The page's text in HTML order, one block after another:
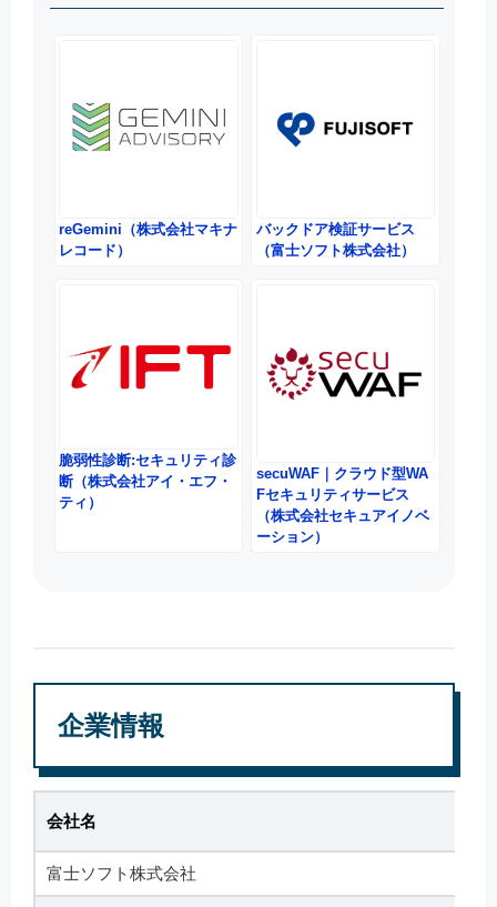
reGemini（株式会社マキナ
レコード）
バックドア検証サービス
（富士ソフト株式会社）
脆弱性診断:セキュリティ診
断（株式会社アイ・エフ・
ティ）
secuWAF｜クラウド型WA
Fセキュリティサービス
（株式会社セキュアイノベ
ーション）
企業情報
会社名
富士ソフト株式会社